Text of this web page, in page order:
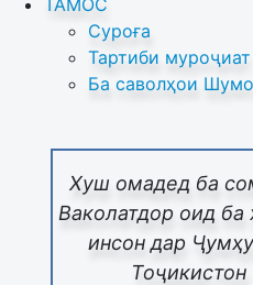
ТАМОС
Суроға
Тартиби
Ба саволҳои
Хуш омадед ба
Ваколатдор оид ба
инсон дар
Тоҷикистон